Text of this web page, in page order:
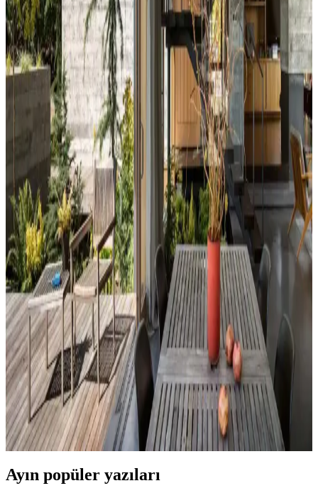
Kahvaltı köşelerinde ahşap ve sentetik deri sandalyeler, dayanıklılık
ve temizlik kolaylığı sunar. Minder ve özel tasarım halılarla konfor
ve estetik dengelenir, mekanın atmosferi güçlenir.
Perde Rengine Uyumlu Nevresim Seçimi: Renk ve
Desenlerle Dekorasyonda Denge Sağlama
Perde ve nevresim uyumu, krem ve magnolia tonlarındaki odalarda
mekanın estetiğini artırır. Kırmızı, kahverengi ve turuncu tonlarıyla
uyumlu renk ve desen önerileri sunulmaktadır.
Ev Dekorasyonunda Denge ve Fonksiyonellik: Renk
Uyumu, Mobilya Yerleşimi ve Estetik İncelemesi
Reddit tartışması üzerinden ev dekorasyonunda renk uyumu,
mobilya yerleşimi ve aksesuar dengesi gibi unsurların yaşam
alanlarının estetik ve fonksiyonelliğini nasıl etkilediği inceleniyor.
Hermes Dekor Ürünleri İncelemesi: Ella'dan
Alışveriş ve Ürün Kalitesi Değerlendirmesi
Ella satıcısından alınan Hermes dekor ürünleri, yüksek deri kalitesi
ve detaylı işçiliğiyle öne çıkıyor. Ürünlerin boyutları beklentileri
aşarken, fiyat ve orijinallik tartışmaları da dikkat çekiyor.
Veranda Dekorasyonunda Bitki Seçimi, Aydınlatma
ve Mobilya Düzenlemeleriyle Estetik İyileştirme
Yöntemleri
Veranda dekorasyonunda bitkiler, halılar, aydınlatma ve mobilyaların
uyumlu kullanımı mekânı daha davetkâr ve fonksiyonel kılar. Doğru
seçimler verandanın atmosferini ve dış görünümünü güçlendirir.
Ayın popüler yazıları